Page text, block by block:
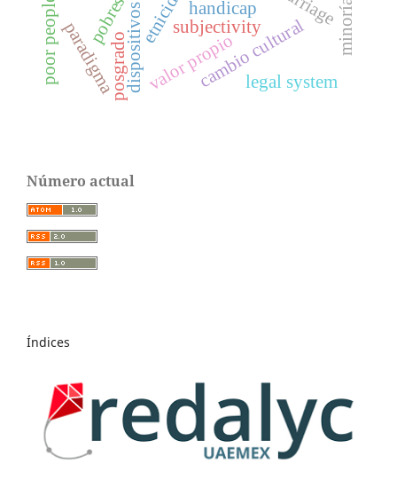
dispositivos
pobres subjectivity
cambio cultural
legal system
paradigma
poor people valor propio
handicap
posgrado
Número actual
Índices